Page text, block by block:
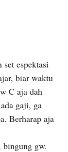
espektasi
biar waktu
C aja dah
gaji, ga
Berharap aja
gw.